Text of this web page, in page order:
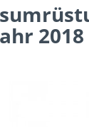
2018